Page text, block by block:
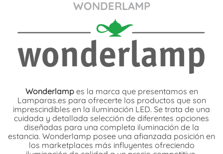
WONDERLAMP
Wonderlampes la marca que presentamos en
Lamparas.es para ofrecerte los productos que son
imprescindibles en la iluminación LED. Se trata de una
cuidada y detallada selección de diferentes opciones
diseñadas para una completa iluminación de la
estancia. Wonderlamp posee una afianzada posición en
los marketplaces más influyentes ofreciendo